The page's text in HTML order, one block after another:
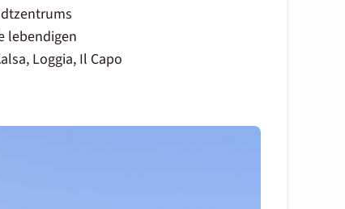
lebendigen
, Loggia, Il Capo